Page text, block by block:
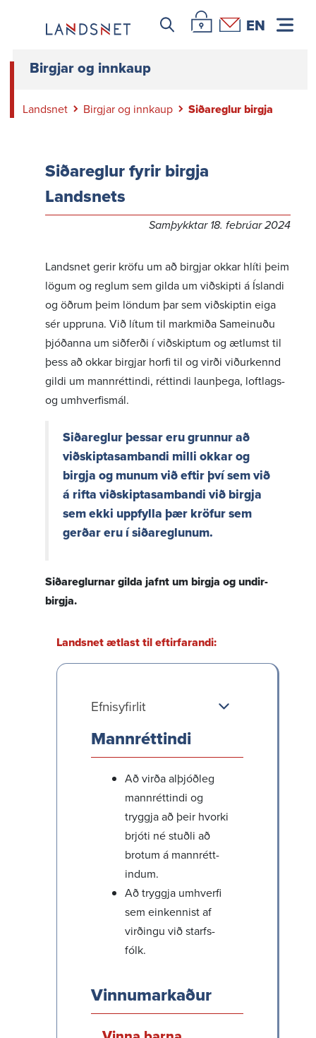
Leitar iconÞjónustuvefur Landsnets
Hafa samband
EN
Birgjar og innkaup
Landsnet Birgjar og innkaup Siðareglur birgja
Siða­reglur fyrir birgja
Landsnets
Samþykktar 18. febrúar 2024
Landsnet gerir kröfu um að birgjar okkar hlíti þeim
lögum og reglum sem gilda um viðskipti á Íslandi
og öðrum þeim löndum þar sem viðskiptin eiga
sér uppruna. Við lítum til mark­miða Sameinuðu
þjóð­anna um siðferði í viðskiptum og ætlumst til
þess að okkar birgjar horfi til og virði viður­kennd
gildi um mann­rétt­indi, rétt­indi laun­þega, loft­lags-
og umhverf­is­mál.
Siða­reglur þessar eru grunnur að
viðskipta­sam­bandi milli okkar og
birgja og munum við eftir því sem við
á rifta viðskipta­sam­bandi við birgja
sem ekki uppfylla þær kröfur sem
gerðar eru í siða­regl­unum.
Siða­regl­urnar gilda jafnt um birgja og undir­
birgja.
Landsnet ætlast til eftir­far­andi:
Efnis­yf­irlit
Mann­rétt­indi
Að virða alþjóðleg
mann­rétt­indi og
tryggja að þeir hvorki
brjóti né stuðli að
brotum á mann­rétt­
indum.
Að tryggja umhverfi
sem einkennist af
virð­ingu við starfs­
fólk.
Vinnu­mark­aður